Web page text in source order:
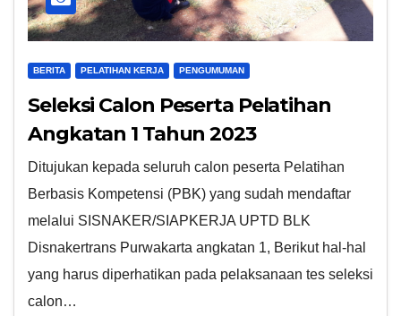
BERITA PELATIHAN KERJA PENGUMUMAN
Seleksi Calon Peserta Pelatihan
Angkatan 1 Tahun 2023
Ditujukan kepada seluruh calon peserta Pelatihan
Berbasis Kompetensi (PBK) yang sudah mendaftar
melalui SISNAKER/SIAPKERJA UPTD BLK
Disnakertrans Purwakarta angkatan 1, Berikut hal-hal
yang harus diperhatikan pada pelaksanaan tes seleksi
calon…